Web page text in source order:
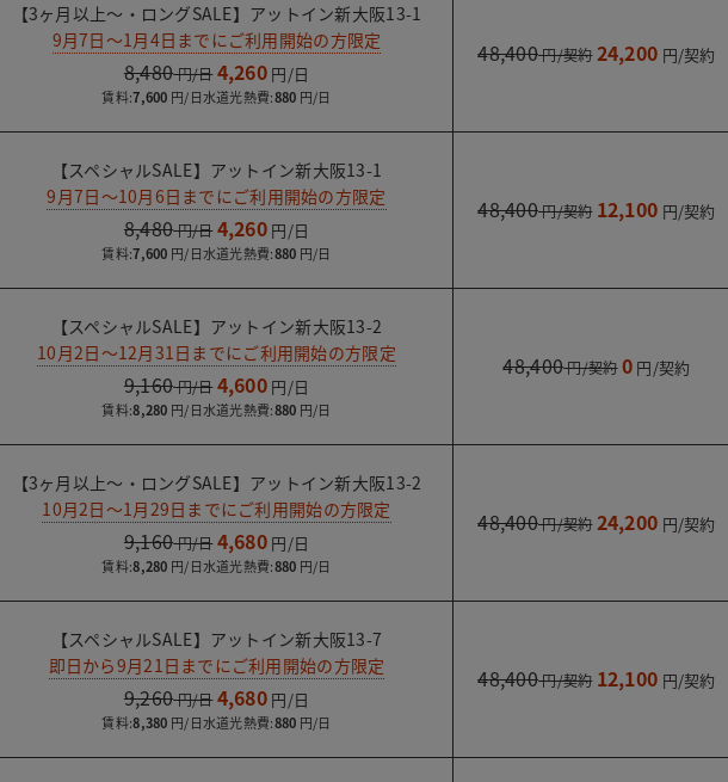
【3ヶ月以上～・ロングSALE】アットイン新大阪13-1
9月7日～1月4日までにご利用開始の方限定
8,480 4,260
賃料:7,600 水道光熱費:880
48,400 24,200
【スペシャルSALE】アットイン新大阪13-1
9月7日～10月6日までにご利用開始の方限定
8,480 4,260
賃料:7,600 水道光熱費:880
48,400 12,100
【スペシャルSALE】アットイン新大阪13-2
10月2日～12月31日までにご利用開始の方限定
9,160 4,600
賃料:8,280 水道光熱費:880
48,400 0
【3ヶ月以上～・ロングSALE】アットイン新大阪13-2
10月2日～1月29日までにご利用開始の方限定
9,160 4,680
賃料:8,280 水道光熱費:880
48,400 24,200
【スペシャルSALE】アットイン新大阪13-7
即日から9月21日までにご利用開始の方限定
9,260 4,680
賃料:8,380 水道光熱費:880
48,400 12,100